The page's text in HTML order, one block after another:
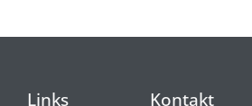
Links Kontakt